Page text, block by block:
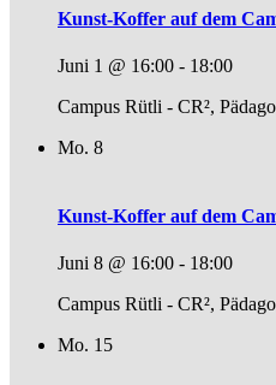
Kunst-Koffer auf dem
Juni 1 @ 16:00 - 18:00
Campus Rütli - CR²,
Mo. 8
Kunst-Koffer auf dem
Juni 8 @ 16:00 - 18:00
Campus Rütli - CR²,
Mo. 15